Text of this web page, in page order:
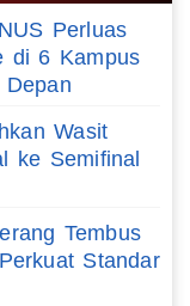
Perluas
di 6 Kampus
Wasit
ke Semifinal
Tembus
Standar